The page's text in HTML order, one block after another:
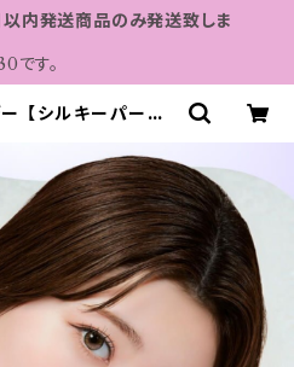
内発送商品のみ発送致しま
です。
【シルキーパール】
1day | カラ